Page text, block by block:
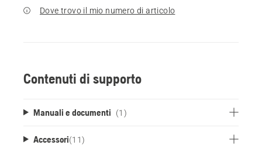
Dove trovo il mio numero di articolo
Contenuti di supporto
Manuali e documenti (1)
Accessori(11)